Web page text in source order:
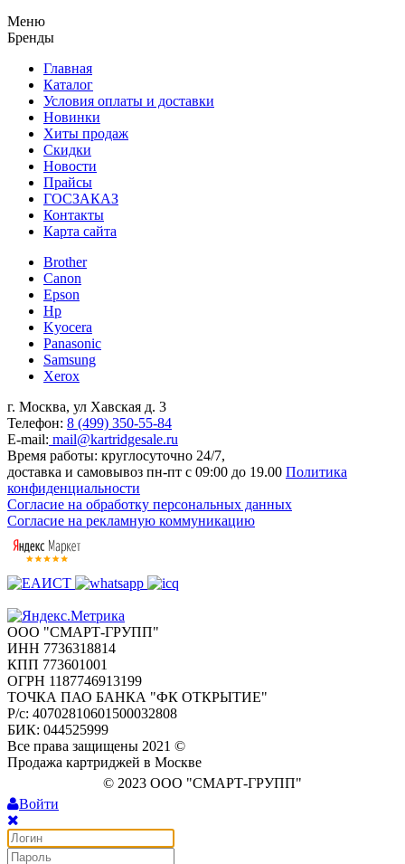
Меню
Бренды
Главная
Каталог
Условия оплаты и доставки
Новинки
Хиты продаж
Скидки
Новости
Прайсы
ГОСЗАКАЗ
Контакты
Карта сайта
Brother
Canon
Epson
Hp
Kyocera
Panasonic
Samsung
Xerox
г. Москва, ул Хавская д. 3
Телефон: 8 (499) 350-55-84
E-mail: mail@kartridgesale.ru
Время работы: круглосуточно 24/7,
доставка и самовывоз пн-пт с 09:00 до 19.00 Политика
конфиденциальности
Согласие на обработку персональных данных
Согласие на рекламную коммуникацию
ООО "СМАРТ-ГРУПП"
ИНН 7736318814
КПП 773601001
ОГРН 1187746913199
ТОЧКА ПАО БАНКА "ФК ОТКРЫТИЕ"
Р/с: 40702810601500032808
БИК: 044525999
Все права защищены 2021 ©
Продажа картриджей в Москве
© 2023 ООО "СМАРТ-ГРУПП"
Войти